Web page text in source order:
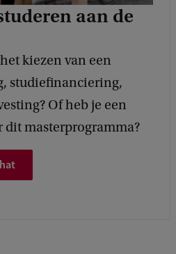
aan de
kiezen van een
studiefinanciering,
Of heb je een
dit masterprogramma?